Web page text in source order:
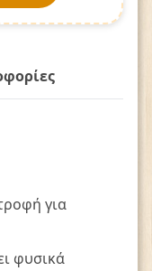
για
φυσικά